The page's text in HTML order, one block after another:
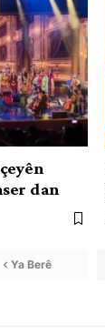
dan
Ya Berê